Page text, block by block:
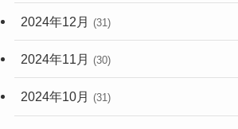
2024年12月 (31)
2024年11月 (30)
2024年10月 (31)